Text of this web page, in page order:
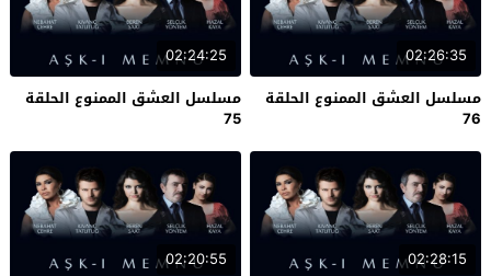
02:26:35
مسلسل العشق الممنوع الحلقة
76
02:24:25
مسلسل العشق الممنوع الحلقة
75
02:28:15
02:20:55